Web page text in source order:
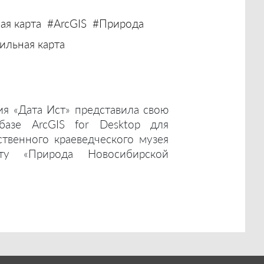
карта #ArcGIS #Природа
карта
«Дата Ист» представила свою
ArcGIS for Desktop для
краеведческого музея
«Природа Новосибирской